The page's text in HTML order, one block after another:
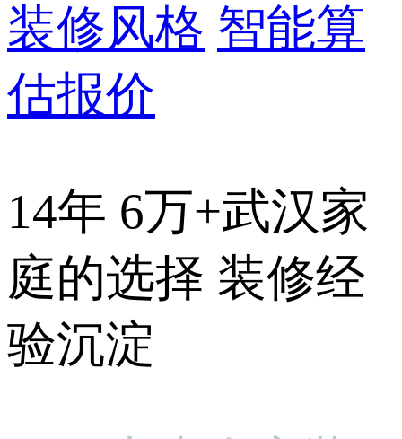
装修风格 智能算
估报价
14年 6万+武汉家
庭的选择 装修经
验沉淀